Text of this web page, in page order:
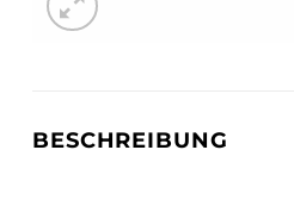
BESCHREIBUNG